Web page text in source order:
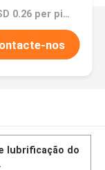
Preço：USD 0.26 per piece
nos
lubrificação do